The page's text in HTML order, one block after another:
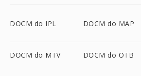
DOCM do IPL DOCM do MAP
DOCM do MTV DOCM do OTB